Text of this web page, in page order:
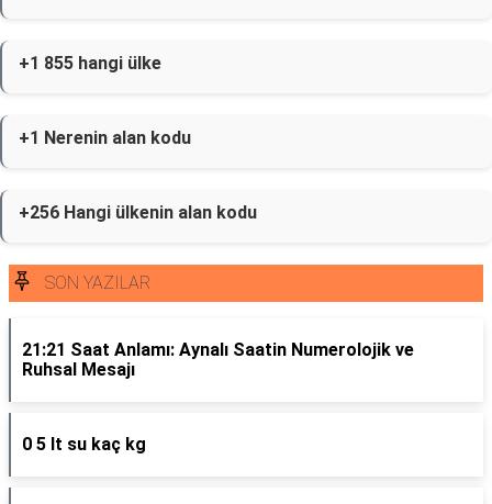
+1 855 hangi ülke
+1 Nerenin alan kodu
+256 Hangi ülkenin alan kodu
SON YAZILAR
21:21 Saat Anlamı: Aynalı Saatin Numerolojik ve
Ruhsal Mesajı
0 5 lt su kaç kg